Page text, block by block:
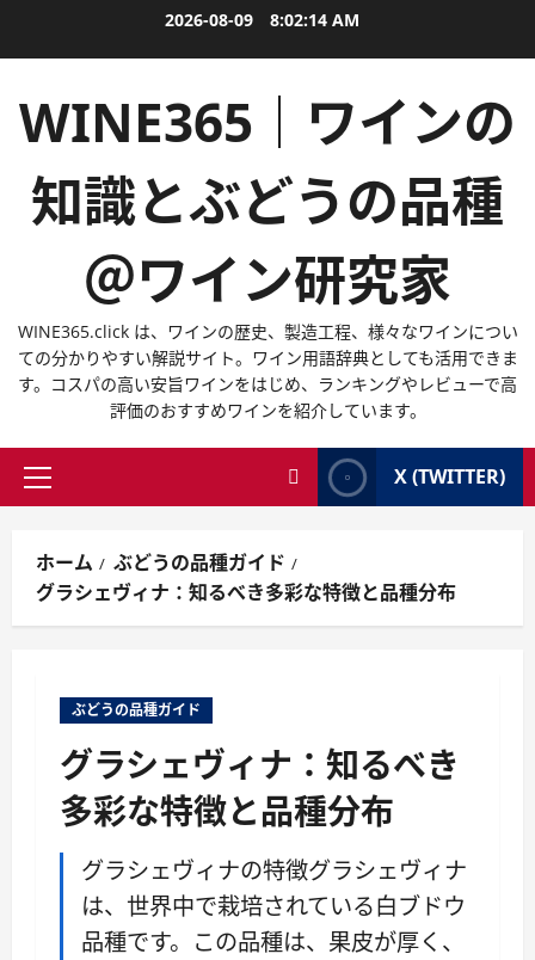
2026-08-09 8:02:14 AM
WINE365｜ワインの
知識とぶどうの品種
＠ワイン研究家
WINE365.click は、ワインの歴史、製造工程、様々なワインについ
ての分かりやすい解説サイト。ワイン用語辞典としても活用できま
す。コスパの高い安旨ワインをはじめ、ランキングやレビューで高
評価のおすすめワインを紹介しています。
メ
メ
ニ
ュ
X (TWITTER)
ホーム
ぶどうの品種ガイド
グラシェヴィナ：知るべき多彩な特徴と品種分布
ぶどうの品種ガイド
グラシェヴィナ：知るべき
多彩な特徴と品種分布
グラシェヴィナの特徴グラシェヴィナ
は、世界中で栽培されている白ブドウ
品種です。この品種は、果皮が厚く、